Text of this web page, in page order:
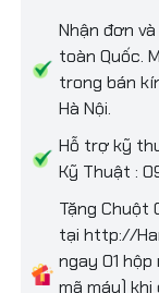
Nhận đơn
toàn Quốc.
trong bán
Hà Nội.
Hỗ trợ kỹ
Kỹ Thuật :
Tặng Chuột
tại http://
ngay 01
mã máy) khi